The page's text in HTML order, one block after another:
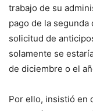
trabajo de su
pago de la
solicitud de
solamente se
de diciembre o el
Por ello, insistió en